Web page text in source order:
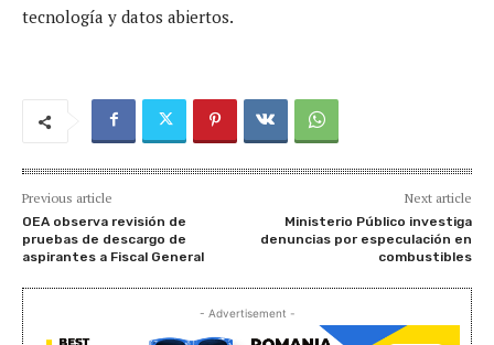
tecnología y datos abiertos.
Previous article
OEA observa revisión de
pruebas de descargo de
aspirantes a Fiscal General
Next article
Ministerio Público investiga
denuncias por especulación en
combustibles
- Advertisement -